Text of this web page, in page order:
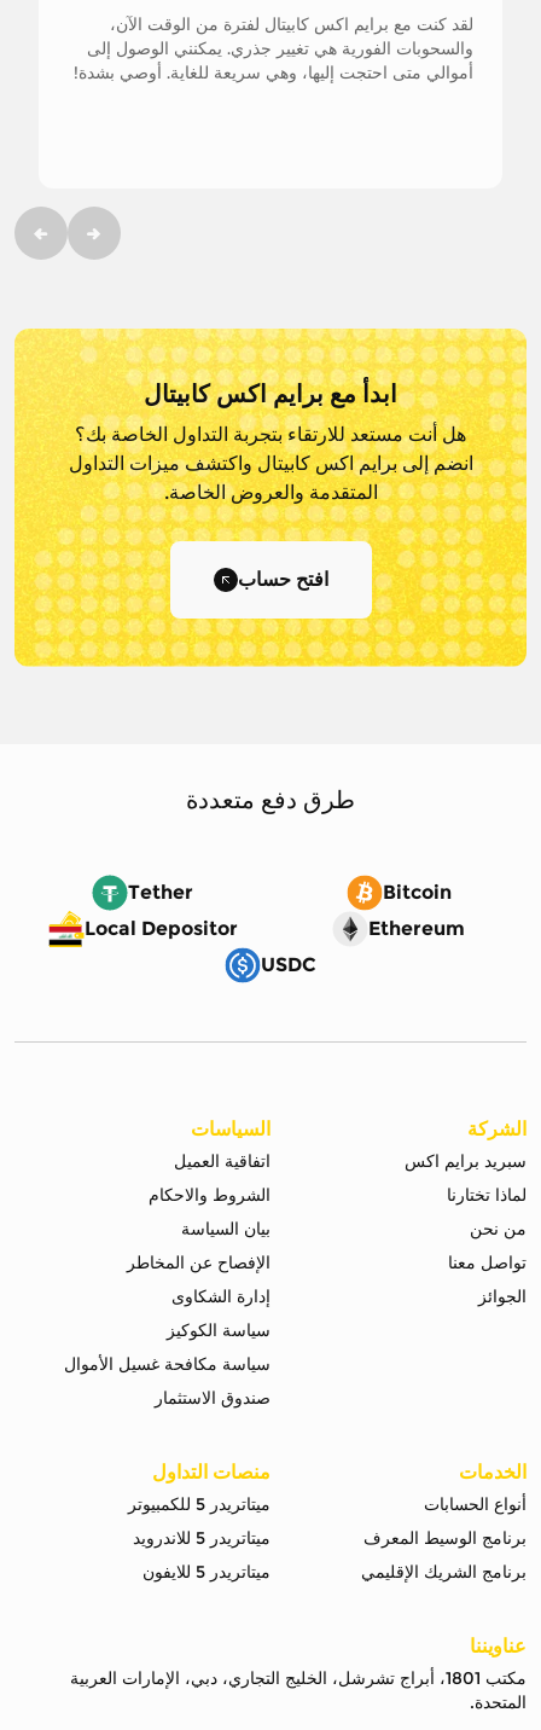
لقد كنت مع برايم اكس كابيتال لفترة من الوقت الآن،
والسحوبات الفورية هي تغيير جذري. يمكنني الوصول إلى
أموالي متى احتجت إليها، وهي سريعة للغاية. أوصي بشدة!
ابدأ مع برايم اكس كابيتال
هل أنت مستعد للارتقاء بتجربة التداول الخاصة بك؟
انضم إلى برايم اكس كابيتال واكتشف ميزات التداول
المتقدمة والعروض الخاصة.
افتح حساب
طرق دفع متعددة
Tether
Bitcoin
Local Depositor
Ethereum
USDC
الشركة
سبريد برايم اكس
لماذا تختارنا
من نحن
تواصل معنا
الجوائز
السياسات
اتفاقية العميل
الشروط والاحكام
بيان السياسة
الإفصاح عن المخاطر
إدارة الشكاوى
سياسة الكوكيز
سياسة مكافحة غسيل الأموال
صندوق الاستثمار
الخدمات
أنواع الحسابات
برنامج الوسيط المعرف
برنامج الشريك الإقليمي
منصات التداول
ميتاتريدر 5 للكمبيوتر
ميتاتريدر 5 للاندرويد
ميتاتريدر 5 للايفون
عناويننا
مكتب 1801، أبراج تشرشل، الخليج التجاري، دبي، الإمارات العربية
المتحدة.